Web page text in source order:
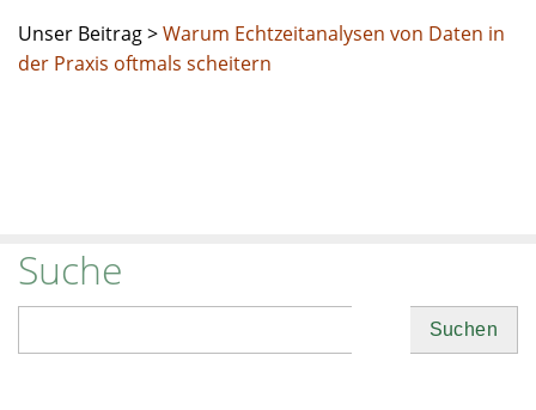
Unser Beitrag >Warum Echtzeitanalysen von Daten in
der Praxis oftmals scheitern
Suche